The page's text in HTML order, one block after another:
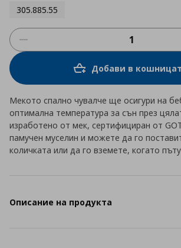
305.885.55
Добави в
Мекото спално чувалче ще осигури на
оптимална температура за сън през
изработено от мек, сертифициран от
памучен муселин и можете да го
количката или да го вземете, когато
Описание на продукта